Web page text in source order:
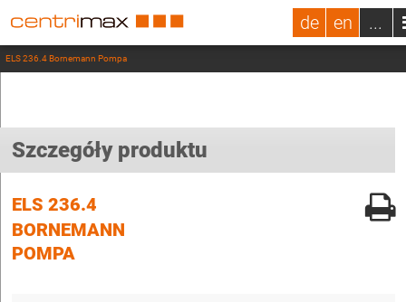
de en ...
ELS 236.4 Bornemann Pompa
Szczegóły produktu
ELS 236.4
BORNEMANN
POMPA